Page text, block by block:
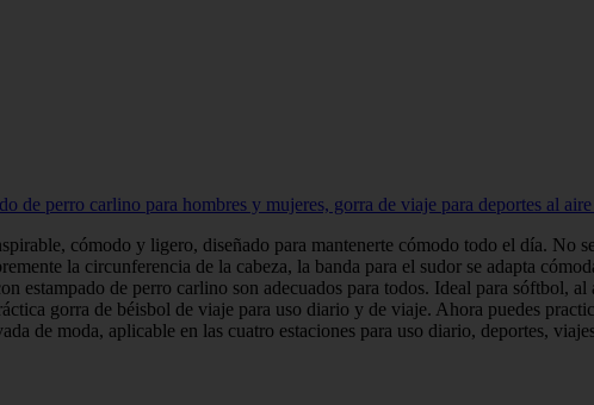
de perro carlino para hombres y mujeres, gorra de viaje para deportes al
cómodo y ligero, diseñado para mantenerte cómodo todo el día. No
la circunferencia de la cabeza, la banda para el sudor se adapta
estampado de perro carlino son adecuados para todos. Ideal para sóftbol,
gorra de béisbol de viaje para uso diario y de viaje. Ahora puedes
de moda, aplicable en las cuatro estaciones para uso diario, deportes,